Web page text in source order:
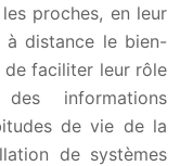
proches, en leur
distance le bien-
faciliter leur rôle
informations
de vie de la
de systèmes